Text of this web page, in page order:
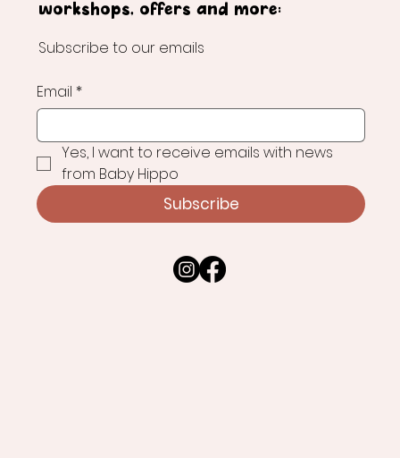
workshops, offers and more:
Subscribe to our emails
Email *
Yes, I want to receive emails with news
from Baby Hippo
Subscribe